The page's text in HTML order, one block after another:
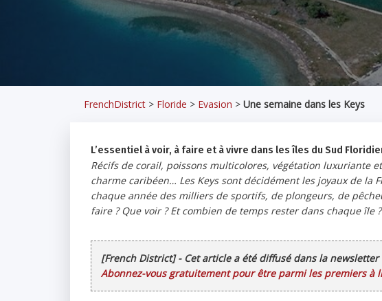
FrenchDistrict > Floride > Evasion > Une semaine dans les Keys
L’essentiel à voir, à faire et à vivre dans les îles du Sud
Récifs de corail, poissons multicolores, végétation luxuriante
charme caribéen… Les Keys sont décidément les joyaux de
chaque année des milliers de sportifs, de plongeurs, de
faire ? Que voir ? Et combien de temps rester dans chaque
[French District] - Cet article a été diffusé dans la
Abonnez-vous gratuitement pour être parmi les premiers à